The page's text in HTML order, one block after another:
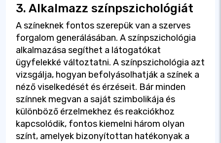
3. Alkalmazz színpszichológiát
A színeknek fontos szerepük van a szerves
forgalom generálásában. A színpszichológia
alkalmazása segíthet a látogatókat
ügyfelekké változtatni. A színpszichológia azt
vizsgálja, hogyan befolyásolhatják a színek a
néző viselkedését és érzéseit. Bár minden
színnek megvan a saját szimbolikája és
különböző érzelmekhez és reakciókhoz
kapcsolódik, fontos kiemelni három olyan
színt, amelyek bizonyítottan hatékonyak a